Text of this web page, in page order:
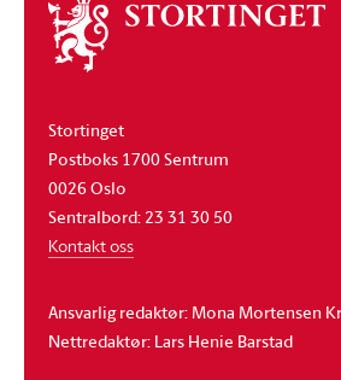
Om
stortinget
Stortinget
Postboks 1700 Sentrum
0026 Oslo
Sentralbord: 23 31 30 50
Kontakt oss
Ansvarlig redaktør: Mona Mortensen
Nettredaktør: Lars Henie Barstad